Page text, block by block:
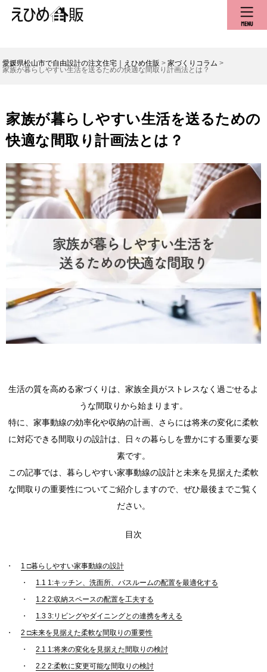
愛媛県松山市で自由設計の注文住宅｜えひめ住販 >家づくりコラム >
家族が暮らしやすい生活を送るための快適な間取り計画法とは？
家族が暮らしやすい生活を送るための
快適な間取り計画法とは？
生活の質を高める家づくりは、家族全員がストレスなく過ごせるよ
うな間取りから始まります。
特に、家事動線の効率化や収納の計画、さらには将来の変化に柔軟
に対応できる間取りの設計は、日々の暮らしを豊かにする重要な要
素です。
この記事では、暮らしやすい家事動線の設計と未来を見据えた柔軟
な間取りの重要性についてご紹介しますので、ぜひ最後までご覧く
ださい。
目次
1 □暮らしやすい家事動線の設計
1.1 1:キッチン、洗面所、バスルームの配置を最適化する
1.2 2:収納スペースの配置を工夫する
1.3 3:リビングやダイニングとの連携を考える
2 □未来を見据えた柔軟な間取りの重要性
2.1 1:将来の変化を見据えた間取りの検討
2.2 2:柔軟に変更可能な間取りの検討